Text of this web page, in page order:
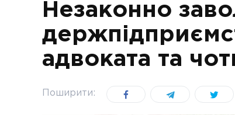
УКРАЇНА
Незаконно
адвоката та
Поширити: